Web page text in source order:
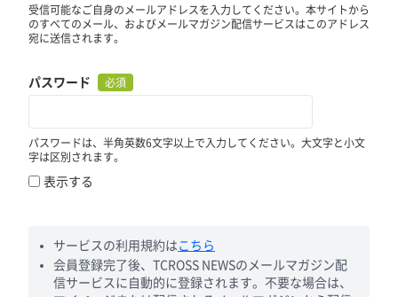
受信可能なご自身のメールアドレスを入力してください。本サイトから
のすべてのメール、およびメールマガジン配信サービスはこのアドレス
宛に送信されます。
パスワード 必須
パスワードは、半角英数6文字以上で入力してください。大文字と小文
字は区別されます。
表示する
サービスの利用規約は こちら
会員登録完了後、TCROSS NEWSのメールマガジン配
信サービスに自動的に登録されます。不要な場合は、